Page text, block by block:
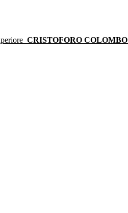
CRISTOFORO COLOMBO